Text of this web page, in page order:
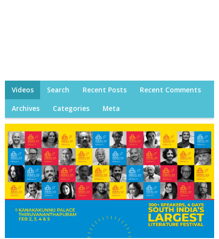
Videos Search Recent Posts Recent Comments
Archives Categories Meta